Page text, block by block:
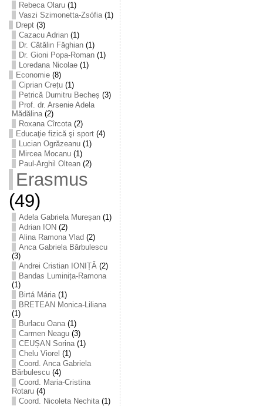
Rebeca Olaru(1)
Vaszi Szimonetta-Zsófia(1)
Drept(3)
Cazacu Adrian(1)
Dr. Cătălin Făghian(1)
Dr. Gioni Popa-Roman(1)
Loredana Nicolae(1)
Economie(8)
Ciprian Crețu(1)
Petrică Dumitru Becheș (3)
Prof. dr. Arsenie Adela
Mădălina(2)
Roxana Cîrcota(2)
Educaţie fizică şi sport(4)
Lucian Ogrăzeanu(1)
Mircea Mocanu(1)
Paul-Arghil Oltean(2)
Erasmus
(49)
Adela Gabriela Mureșan(1)
Adrian ION (2)
Alina Ramona Vlad (2)
Anca Gabriela Bărbulescu
(3)
Andrei Cristian IONIȚĂ(2)
Bandas Luminița-Ramona
(1)
Birtá Mária(1)
BRETEAN Monica-Liliana
(1)
Burlacu Oana(1)
Carmen Neagu(3)
CEUȘAN Sorina(1)
Chelu Viorel (1)
Coord. Anca Gabriela
Bărbulescu(4)
Coord. Maria-Cristina
Rotaru(4)
Coord. Nicoleta Nechita(1)